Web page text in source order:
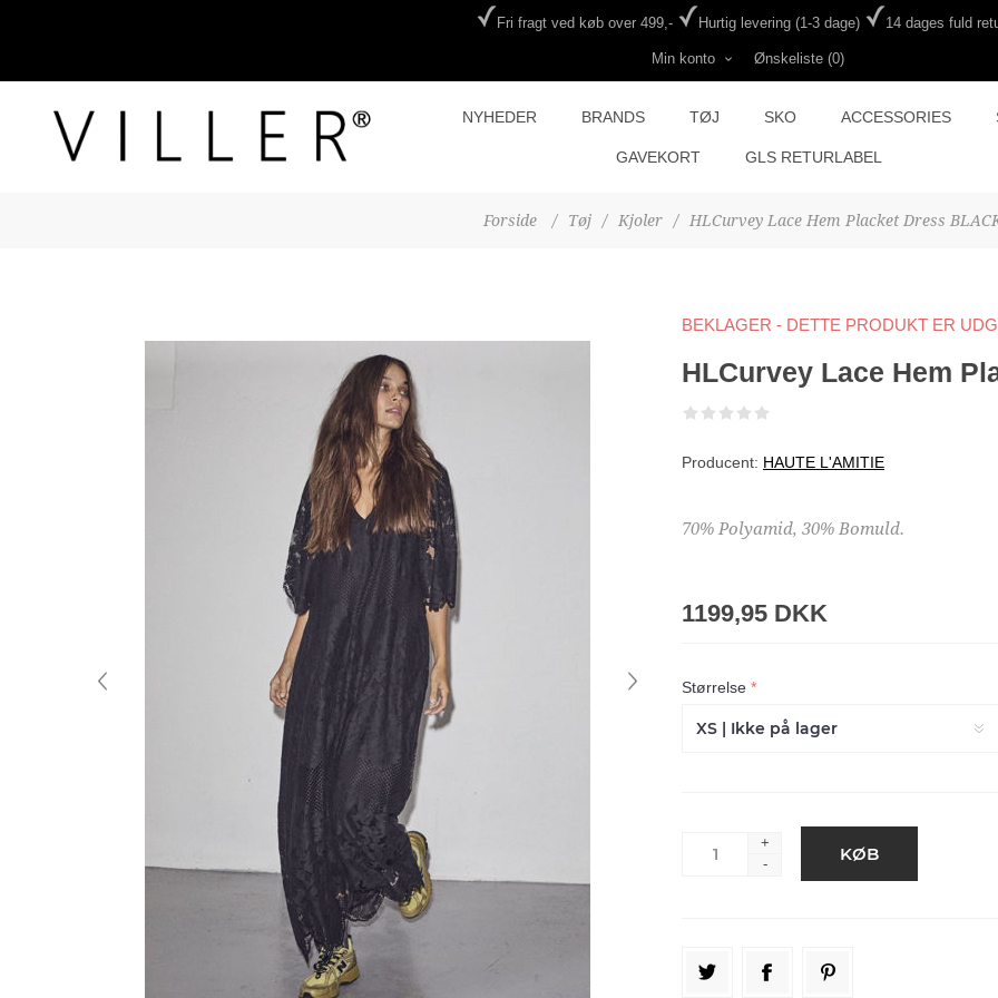
Fri fragt ved køb over 499,- Hurtig levering (1-3 dage) 14 dages fuld
Min konto Ønskeliste (0)
NYHEDER BRANDS TØJ SKO ACCESSORIES
GAVEKORT GLS RETURLABEL
Forside / Tøj / Kjoler / HLCurvey Lace Hem Placket Dress
BEKLAGER - DETTE PRODUKT ER
HLCurvey Lace Hem
Producent: HAUTE L'AMITIE
70% Polyamid, 30% Bomuld.
1199,95 DKK
Størrelse *
+
-